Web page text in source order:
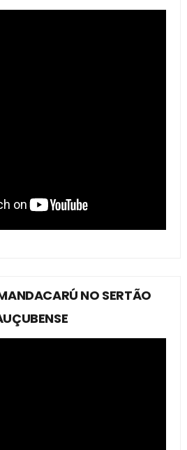
NO SERTÃO